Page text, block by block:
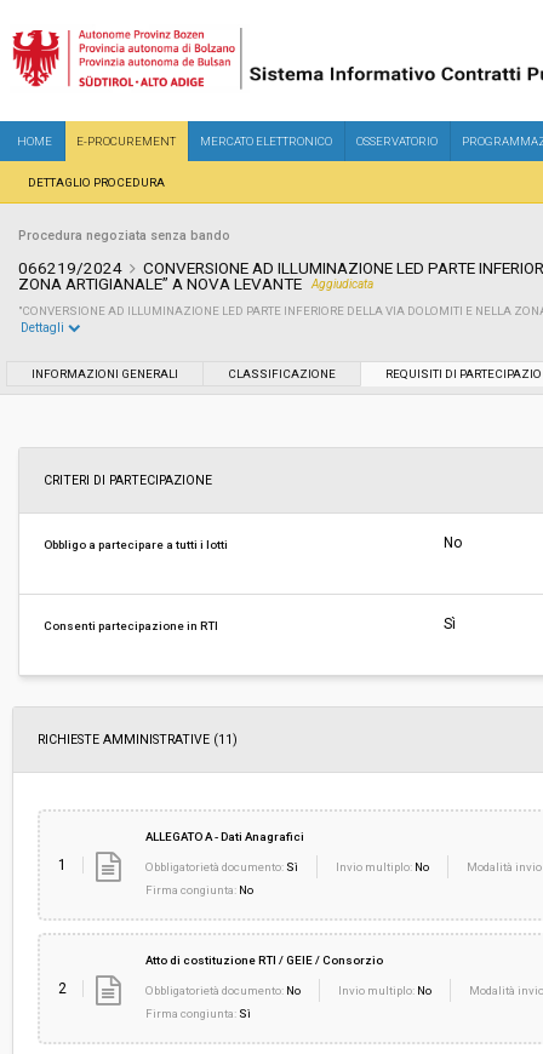
HOME E-PROCUREMENT MERCATO ELETTRONICO OSSERVATORIO
DETTAGLIO PROCEDURA
Procedura negoziata senza bando
066219/2024
CONVERSIONE AD ILLUMINAZIONE LED PARTE
ZONA ARTIGIANALE” A NOVA LEVANTE
Aggiudicata
"CONVERSIONE AD ILLUMINAZIONE LED PARTE INFERIORE DELLA VIA DOLOMITI E NELLA
Data pubblicazione:
Svolgimento:
Dettagli
INFORMAZIONI GENERALI CLASSIFICAZIONE REQUISITI DI
CRITERI DI PARTECIPAZIONE
Obbligo a partecipare a tutti i lotti No
Consenti partecipazione in RTI Sì
RICHIESTE AMMINISTRATIVE (11)
1
ALLEGATO A - Dati Anagrafici
Obbligatorietà documento: Sì Invio multiplo: No
Modalità
Firma congiunta: No
2
Atto di costituzione RTI / GEIE / Consorzio
Obbligatorietà documento: No Invio multiplo: No
Modalità
Firma congiunta: Sì